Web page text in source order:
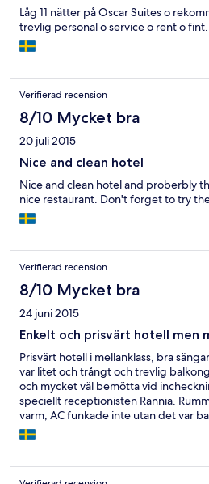
Låg 11 nätter på Oscar Suites o
trevlig personal o service o rent o
Verifierad recension
8/10 Mycket bra
20 juli 2015
Nice and clean hotel
Nice and clean hotel and proberbly
nice restaurant. Don't forget to try
Verifierad recension
8/10 Mycket bra
24 juni 2015
Enkelt och prisvärt hotell men
Prisvärt hotell i mellanklass, bra
var litet och trångt och trevlig
och mycket väl bemötta vid
speciellt receptionisten Rannia.
varm, AC funkade inte utan det var
fixade hotellet efter ett par dagar.
ont om utrymme, det blev ofta kö